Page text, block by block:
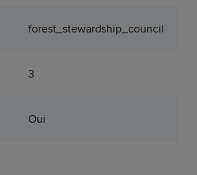
forest_stewardship_council
3
Oui